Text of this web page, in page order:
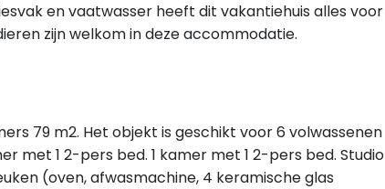
en vaatwasser heeft dit vakantiehuis alles voor
zijn welkom in deze accommodatie.
79 m2. Het objekt is geschikt voor 6 volwassenen
met 1 2-pers bed. 1 kamer met 1 2-pers bed. Studio
(oven, afwasmachine, 4 keramische glas